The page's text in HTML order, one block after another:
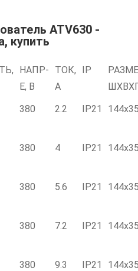
ATV630 -
купить
НАПР-
Е, В
ТОК,
А
IP
380 2.2 IP21
380 4 IP21
380 5.6 IP21
380 7.2 IP21
380 9.3 IP21